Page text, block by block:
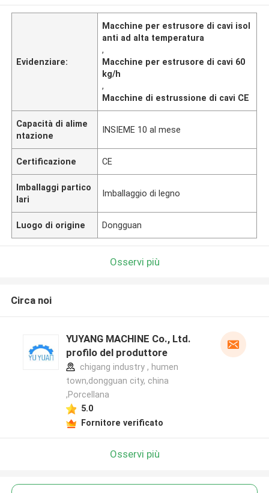
Evidenziare:
Macchine per estrusore di cavi isol
anti ad alta temperatura
,
Macchine per estrusore di cavi 60
kg/h
,
Macchine di estrussione di cavi CE
Capacità di alime
ntazione
INSIEME 10 al mese
Certificazione CE
Imballaggi partico
lari
Imballaggio di legno
Luogo di origine Dongguan
Osservi più
Circa noi
YUYANG MACHINE Co., Ltd.
profilo del produttore
chigang industry , humen
town,dongguan city, china
,Porcellana
5.0
Fornitore verificato
Osservi più